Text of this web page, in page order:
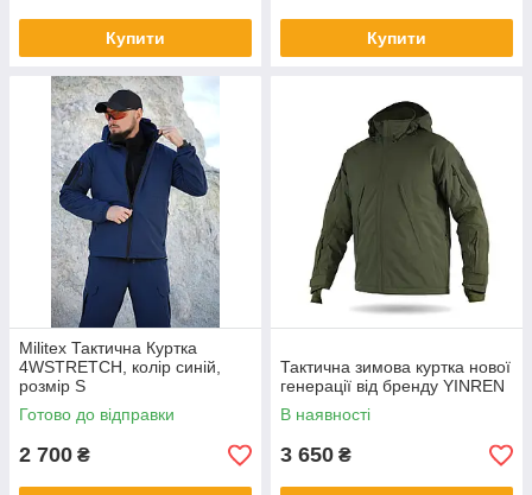
Купити Купити
Militex Тактична Куртка
4WSTRETCH, колір синій,
розмір S
Готово до відправки
2 700 ₴
Тактична зимова куртка нової
генерації від бренду YINREN
В наявності
3 650 ₴